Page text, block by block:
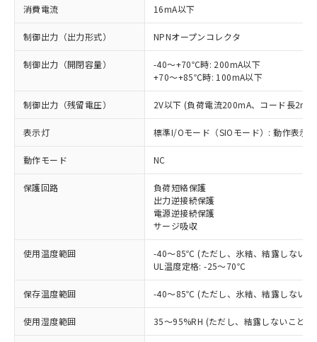
消費電流 16mA以下
制御出力（出力形式） NPNオープンコレクタ
制御出力（開閉容量）
-40～+70℃時: 200mA以下
+70～+85℃時: 100mA以下
制御出力（残留電圧） 2V以下 (負荷電流200mA、コード長2m
表示灯 標準I/Oモード（SIOモード）: 動作表示
動作モード NC
保護回路
負荷短絡保護
出力逆接続保護
電源逆接続保護
サージ吸収
使用温度範囲
-40～85℃ (ただし、氷結、結露しないこ
UL温度定格: -25～70℃
保存温度範囲 -40～85℃ (ただし、氷結、結露しないこ
使用湿度範囲 35～95%RH (ただし、結露しないこと)
以下の条件をお読みいただき、同意のうえ
※1 対応状況
対応済み：EU RoHS指令（10物質）の
非含有に対応した製品が提供可能な商品で
す。
対応予定：EU RoHS指令（10物質）の非含
有に対応した製品に切り替える予定のある
商品です。
対応予定なし：EU RoHS指令（10物質）の
非含有に非対応の商品で、対応品を出す予